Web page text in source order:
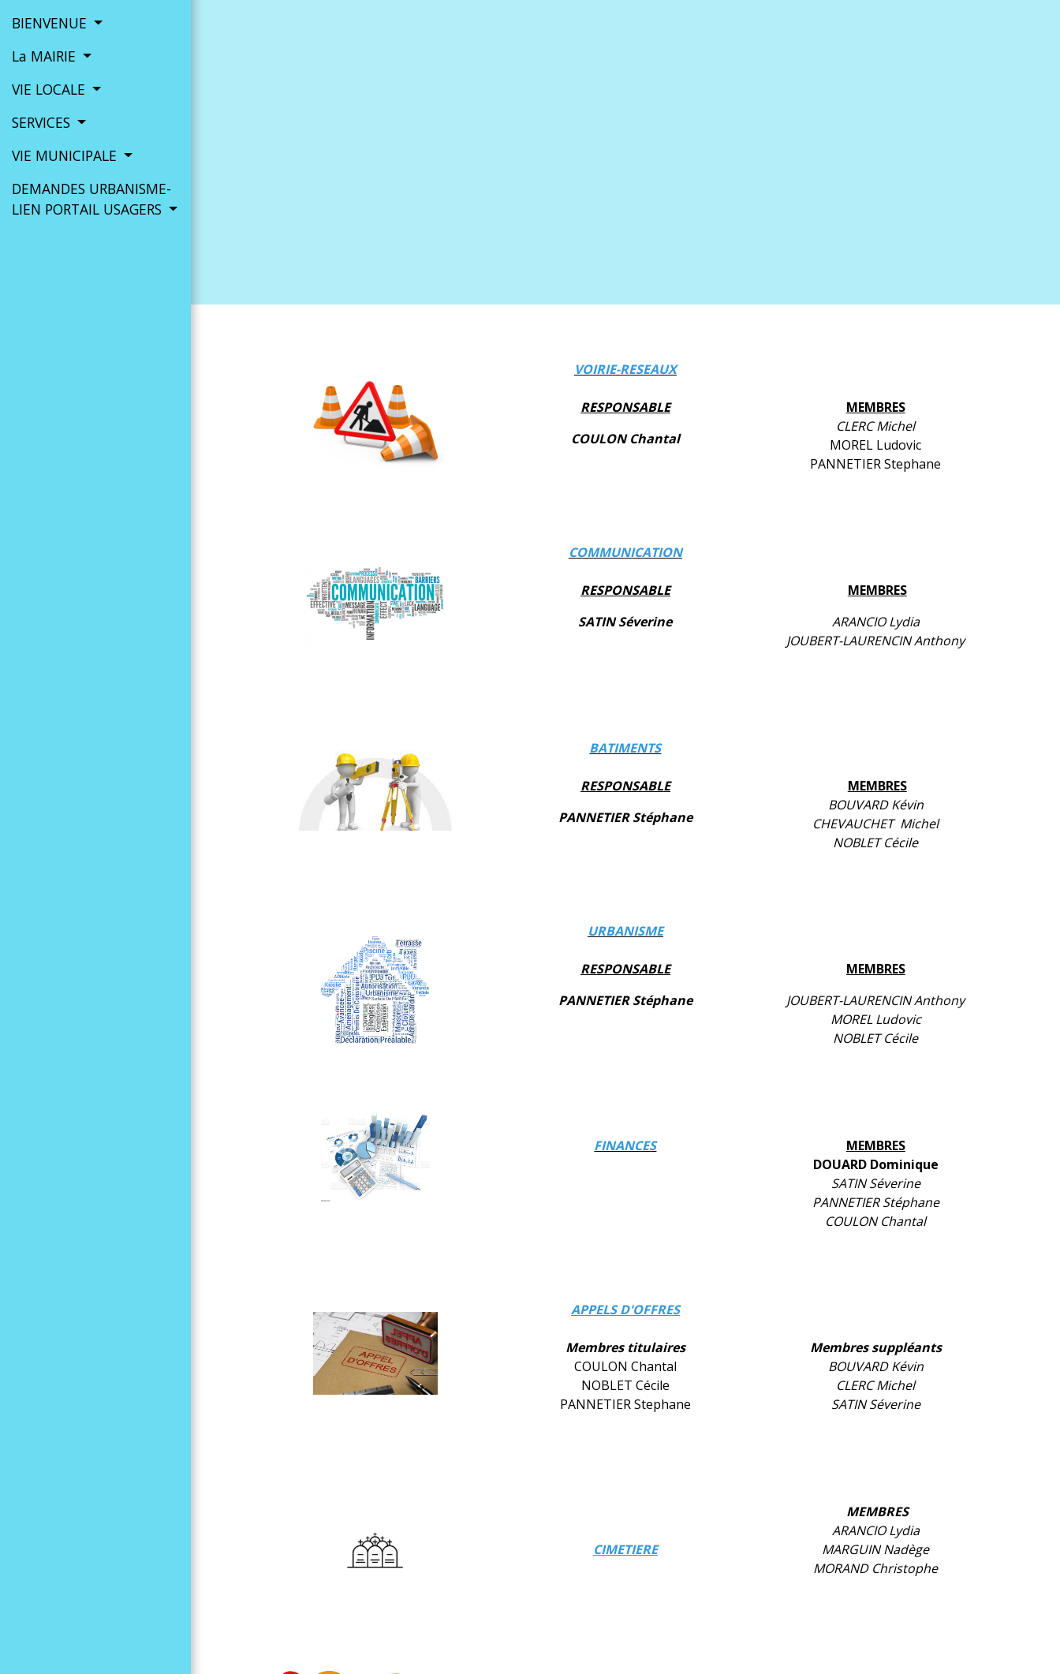
BIENVENUE
La MAIRIE
VIE LOCALE
SERVICES
VIE MUNICIPALE
DEMANDES URBANISME-
LIEN PORTAIL USAGERS
VOIRIE-RESEAUX
RESPONSABLE
COULON Chantal
MEMBRES
CLERC Michel
MOREL Ludovic
PANNETIER Stephane
COMMUNICATION
RESPONSABLE
SATIN Séverine
MEMBRES
ARANCIO Lydia
JOUBERT-LAURENCIN Anthony
BATIMENTS
RESPONSABLE
PANNETIER Stéphane
MEMBRES
BOUVARD Kévin
CHEVAUCHET Michel
NOBLET Cécile
URBANISME
RESPONSABLE
PANNETIER Stéphane
MEMBRES
JOUBERT-LAURENCIN Anthony
MOREL Ludovic
NOBLET Cécile
FINANCES
MEMBRES
DOUARD Dominique
SATIN Séverine
PANNETIER Stéphane
COULON Chantal
APPELS D'OFFRES
Membres titulaires
COULON Chantal
NOBLET Cécile
PANNETIER Stephane
Membres suppléants
BOUVARD Kévin
CLERC Michel
SATIN Séverine
CIMETIERE
MEMBRES
ARANCIO Lydia
MARGUIN Nadège
MORAND Christophe